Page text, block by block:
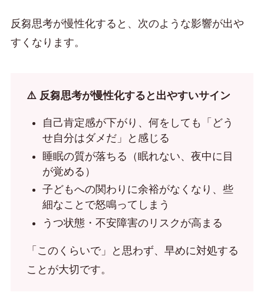
反芻思考が慢性化すると、次のような影響が出や
すくなります。
⚠️ 反芻思考が慢性化すると出やすいサイン
自己肯定感が下がり、何をしても「どう
せ自分はダメだ」と感じる
睡眠の質が落ちる（眠れない、夜中に目
が覚める）
子どもへの関わりに余裕がなくなり、些
細なことで怒鳴ってしまう
うつ状態・不安障害のリスクが高まる
「このくらいで」と思わず、早めに対処する
ことが大切です。